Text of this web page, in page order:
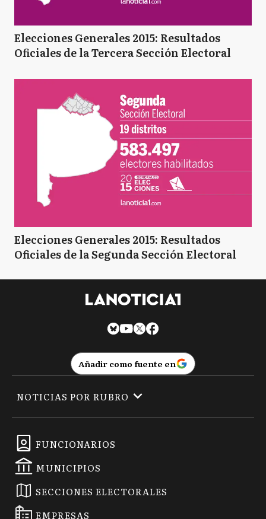
Elecciones Generales 2015: Resultados
Oficiales de la Tercera Sección Electoral
Elecciones Generales 2015: Resultados
Oficiales de la Segunda Sección Electoral
Añadir como fuente en
FUNCIONARIOS
MUNICIPIOS
SECCIONES ELECTORALES
EMPRESAS
NOTICIAS POR RUBRO